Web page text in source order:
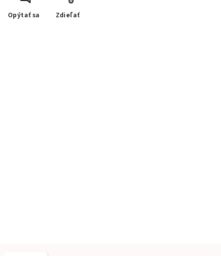
Opýtať sa Zdieľať